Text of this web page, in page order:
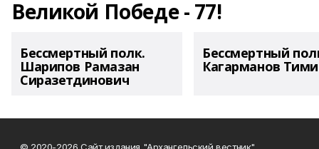
Великой Победе - 77!
Бессмертный полк.
Шарипов Рамазан
Сиразетдинович
Бессмертный
Кагарманов